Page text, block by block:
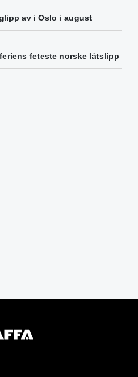
av i Oslo i august
feteste norske låtslipp